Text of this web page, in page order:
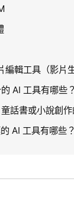
編輯工具（影片
AI 工具有哪些？
話書或小說創
AI 工具有哪些？